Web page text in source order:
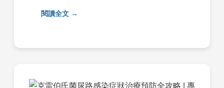
了解疥瘡傳染的風險與應對策略，避免
閱讀全文